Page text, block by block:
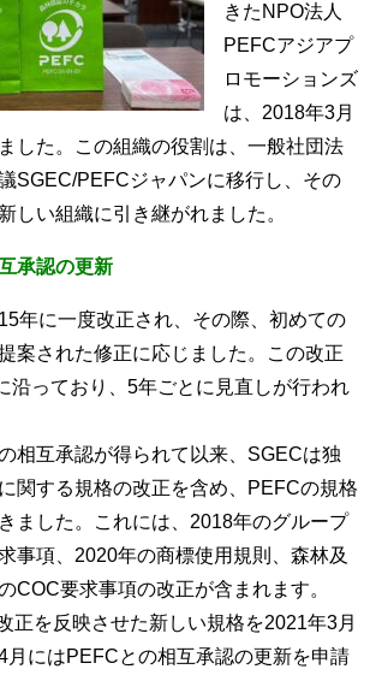
きたNPO法人
PEFCアジアプ
ロモーションズ
は、2018年3月
した。この組織の役割は、一般社団法
SGEC/PEFCジャパンに移行し、その
しい組織に引き継がれました。
承認の更新
年に一度改正され、その際、初めての
案された修正に応じました。この改正
沿っており、5年ごとに見直しが行われ
相互承認が得られて以来、SGECは独
関する規格の改正を含め、PEFCの規格
ました。これには、2018年のグループ
事項、2020年の商標使用規則、森林及
COC要求事項の改正が含まれます。
正を反映させた新しい規格を2021年3月
月にはPEFCとの相互承認の更新を申請